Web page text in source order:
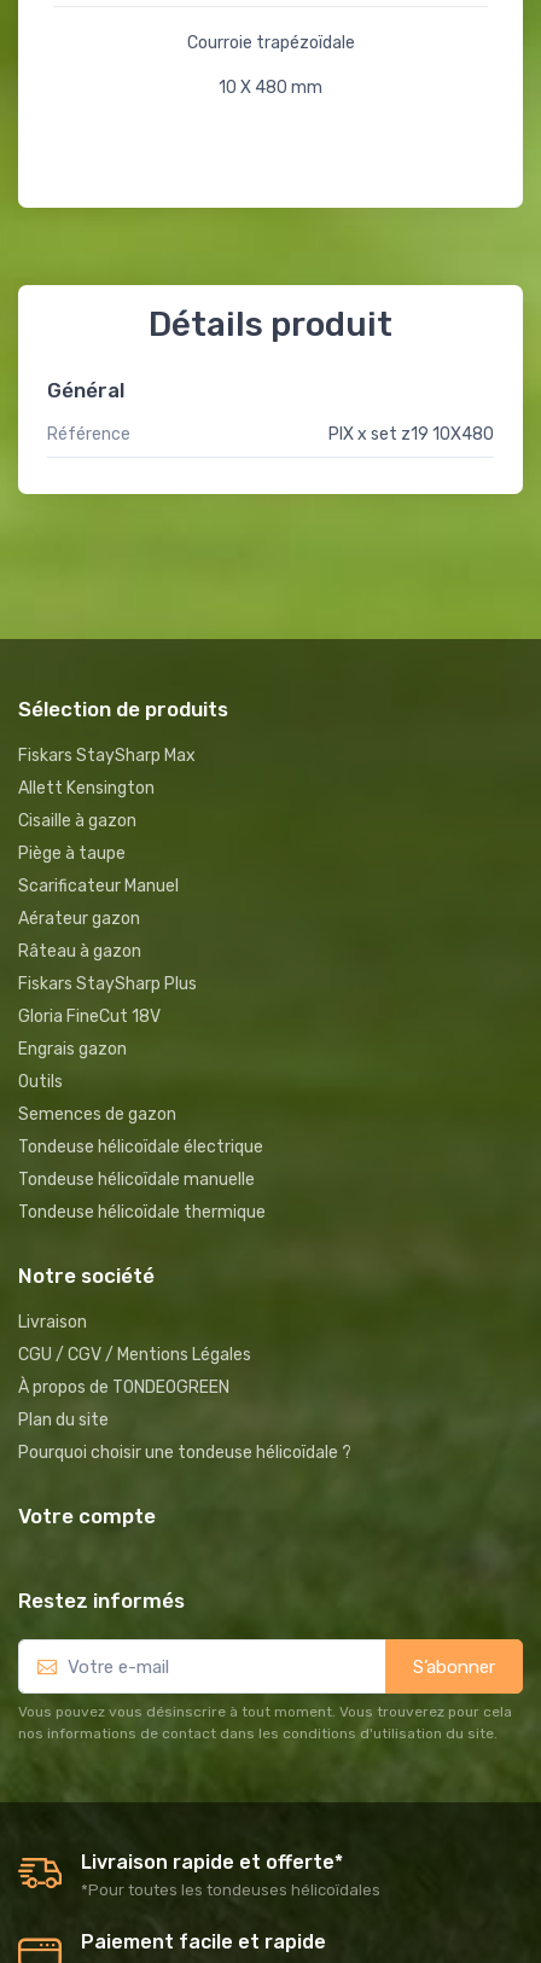
Courroie trapézoïdale
10 X 480 mm
Détails produit
Général
Référence PIX x set z19 10X480
Sélection de produits
Fiskars StaySharp Max
Allett Kensington
Cisaille à gazon
Piège à taupe
Scarificateur Manuel
Aérateur gazon
Râteau à gazon
Fiskars StaySharp Plus
Gloria FineCut 18V
Engrais gazon
Outils
Semences de gazon
Tondeuse hélicoïdale électrique
Tondeuse hélicoïdale manuelle
Tondeuse hélicoïdale thermique
Notre société
Livraison
CGU / CGV / Mentions Légales
À propos de TONDEOGREEN
Plan du site
Pourquoi choisir une tondeuse hélicoïdale ?
Votre compte
Restez informés
S’abonner
Vous pouvez vous désinscrire à tout moment. Vous trouverez pour cela
nos informations de contact dans les conditions d'utilisation du site.
Livraison rapide et offerte*
*Pour toutes les tondeuses hélicoïdales
Paiement facile et rapide